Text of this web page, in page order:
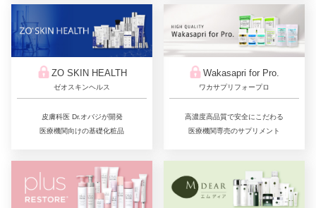
ZO SKIN HEALTH
ゼオスキンヘルス
皮膚科医 Dr.オバジが開発
医療機関向けの基礎化粧品
Wakasapri for Pro.
ワカサプリフォープロ
高濃度高品質で安全にこだわる
医療機関専売のサプリメント